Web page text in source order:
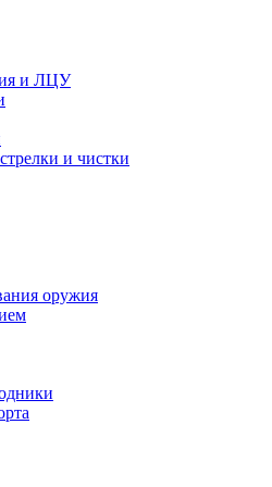
и ЛЦУ
и чистки
оружия